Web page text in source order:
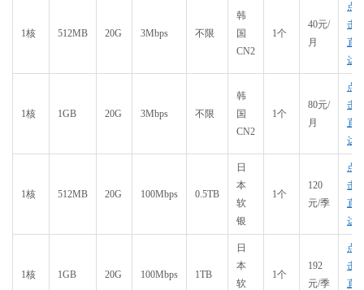
1核 512MB 20G 3Mbps 不限
韩
国
CN2
1个
40元/
月
点
击
直
达
1核 1GB 20G 3Mbps 不限
韩
国
CN2
1个
80元/
月
点
击
直
达
1核 512MB 20G 100Mbps 0.5TB
日
本
软
银
1个
120
元/季
点
击
直
达
1核 1GB 20G 100Mbps 1TB
日
本
软
1个
192
元/季
点
击
直